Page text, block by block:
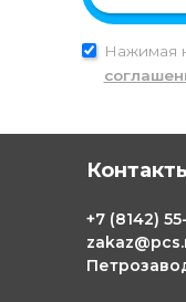
Нажимая
+7 (8142)